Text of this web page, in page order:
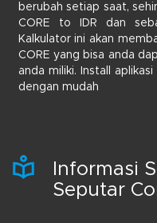
berubah setiap saat,
CORE to IDR dan
Kalkulator ini akan
CORE yang bisa anda
anda miliki. Install
dengan mudah
Informasi
Seputar